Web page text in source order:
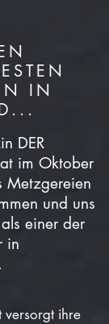
IN
DER
im Oktober
Metzgereien
und uns
einer der
in
versorgt ihre